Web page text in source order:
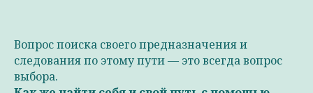
Вопрос поиска своего предназначения и
следования по этому пути — это всегда вопрос
выбора.